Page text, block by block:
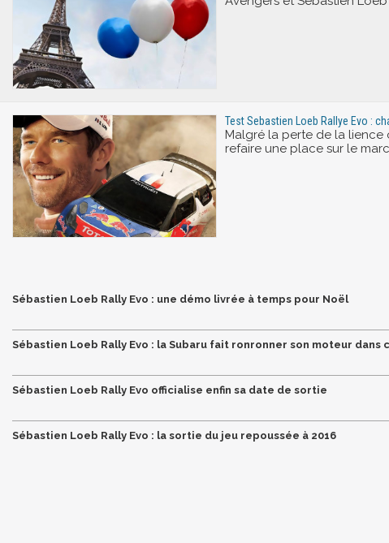
Test Sebastien Loeb Rallye Evo :
Malgré la perte de la lience
refaire une place sur le
Sébastien Loeb Rally Evo : une démo livrée à temps pour Noël
Sébastien Loeb Rally Evo : la Subaru fait ronronner son moteur
Sébastien Loeb Rally Evo officialise enfin sa date de sortie
Sébastien Loeb Rally Evo : la sortie du jeu repoussée à 2016